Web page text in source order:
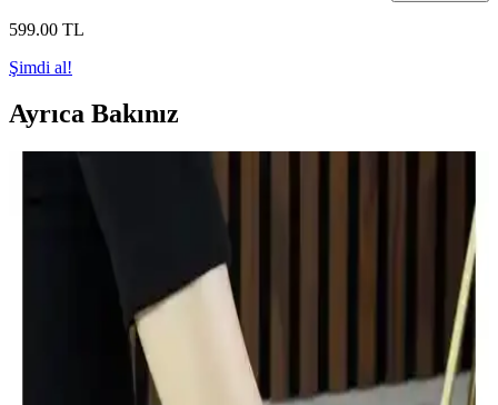
599.00 TL
Şimdi al!
Ayrıca Bakınız
DİGGO Şeffaf Taşlı Topuklu Krem Ten Abiye
Ayakkabı: Zarif ve Rahat Gece Şıklığı İçin
ayakkabısı, zarif tasarımı ve rahat kullanımıyla özel günlerde tercih
NAZART Kumaş Bronz Abiye Bayan Çantası: Şık
ve Pratik Tasarım ile Özel Günler İçin